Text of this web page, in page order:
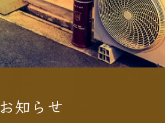
お知らせ